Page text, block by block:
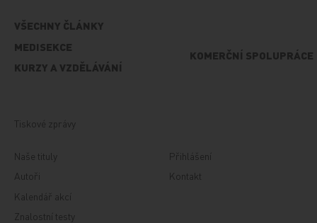
VŠECHNY ČLÁNKY
MEDISEKCE
KURZY A VZDĚLÁVÁNÍ
KOMERČNÍ SPOLUPRÁCE
Tiskové zprávy
Naše tituly
Autoři
Kalendář akcí
Znalostní testy
Přihlášení
Kontakt